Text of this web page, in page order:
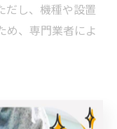
だし、機種や設置
め、専門業者によ